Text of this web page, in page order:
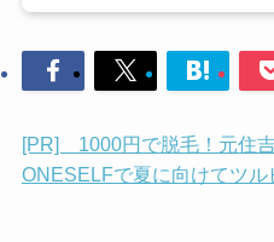
[PR] 1000円で脱毛！元住
ONESELFで夏に向けてツル